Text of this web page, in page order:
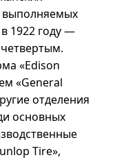
выполняемых
1922 году —
«Edison
«General
отделения
основных
Tire»,